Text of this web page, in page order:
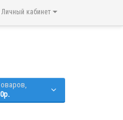
Личный кабинет
0р.